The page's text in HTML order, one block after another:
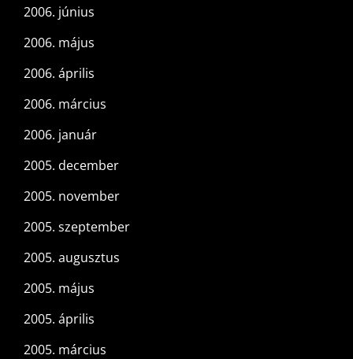
2006. június
2006. május
2006. április
2006. március
2006. január
2005. december
2005. november
2005. szeptember
2005. augusztus
2005. május
2005. április
2005. március